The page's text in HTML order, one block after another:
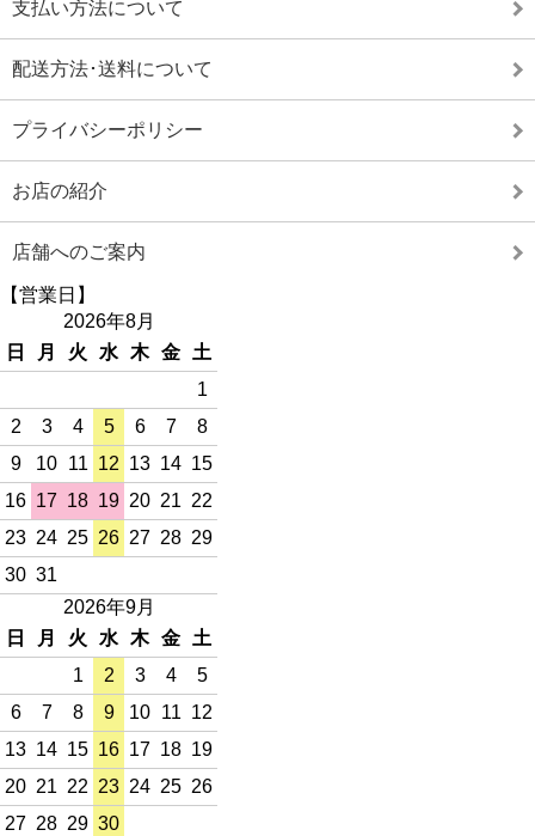
支払い方法について
配送方法･送料について
プライバシーポリシー
お店の紹介
店舗へのご案内
【営業日】
2026年8月
日
月 火 水 木 金
土
1
2
3 4 5 6 7
8
9
10 11 12 13 14 15
16 17 18 19 20 21 22
23 24 25 26 27 28 29
30 31
2026年9月
日
月 火 水 木 金
土
1
2 3 4
5
6
7 8 9 10 11 12
13 14 15 16 17 18 19
20 21 22 23 24 25 26
27 28 29 30